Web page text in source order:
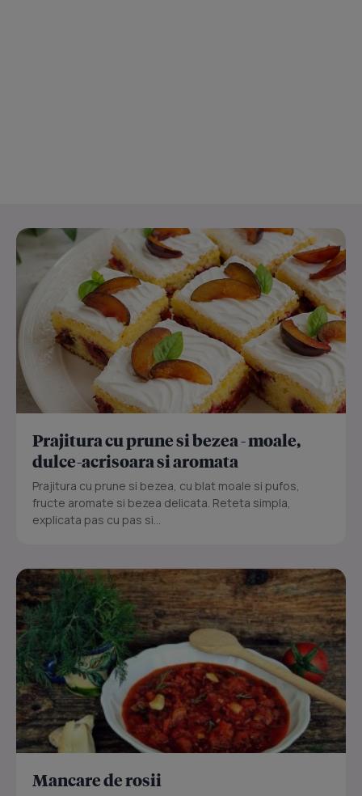
Prajitura cu prune si bezea - moale,
dulce-acrisoara si aromata
Prajitura cu prune si bezea, cu blat moale si pufos,
fructe aromate si bezea delicata. Reteta simpla,
explicata pas cu pas si...
Mancare de rosii